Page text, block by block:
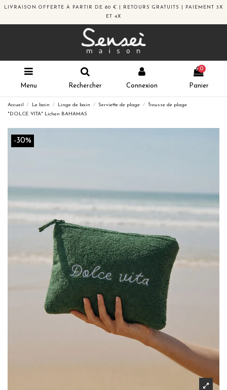
LIVRAISON OFFERTE À PARTIR DE 80 € | RETOURS GRATUITS | PAIEMENT 3X
ET 4X
Menu Rechercher Connexion
0
Panier
Accueil Le bain Linge de bain Serviette de plage
Trousse de plage
"DOLCE VITA" Lichen BAHAMAS
-30%